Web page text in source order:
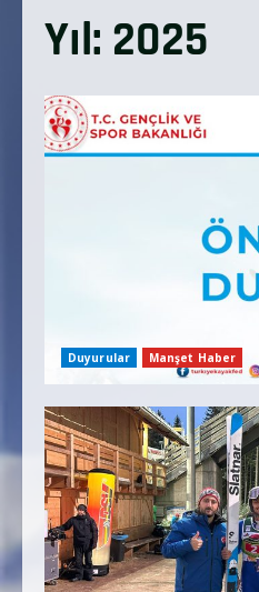
Yıl: 2025
Duyurular Manşet Haber